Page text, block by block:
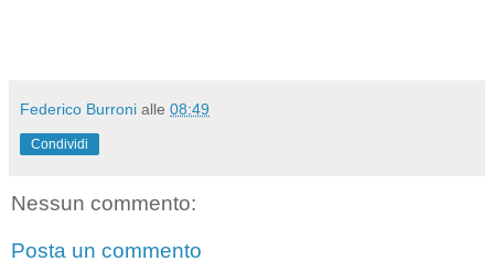
Federico Burroni alle 08:49
Condividi
Nessun commento:
Posta un commento